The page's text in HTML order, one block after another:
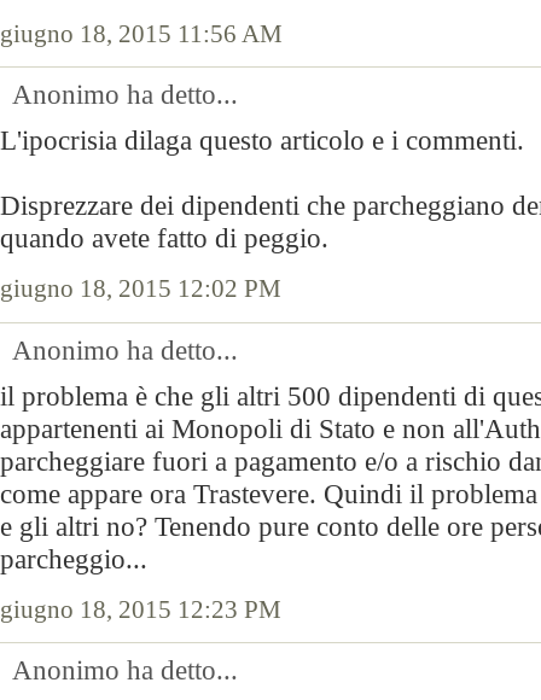
giugno 18, 2015 11:56 AM
Anonimo ha detto...
L'ipocrisia dilaga questo articolo e i commenti.
Disprezzare dei dipendenti che parcheggiano
quando avete fatto di peggio.
giugno 18, 2015 12:02 PM
Anonimo ha detto...
il problema è che gli altri 500 dipendenti di
appartenenti ai Monopoli di Stato e non
parcheggiare fuori a pagamento e/o a rischio
come appare ora Trastevere. Quindi il
e gli altri no? Tenendo pure conto delle ore
parcheggio...
giugno 18, 2015 12:23 PM
Anonimo ha detto...